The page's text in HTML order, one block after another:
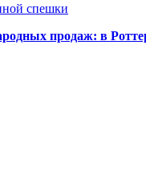
спешки
продаж: в